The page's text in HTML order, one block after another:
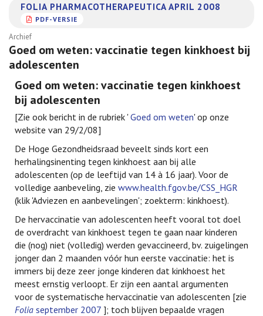
FOLIA PHARMACOTHERAPEUTICA APRIL 2008
PDF-VERSIE
Archief
Goed om weten: vaccinatie tegen kinkhoest bij
adolescenten
Goed om weten: vaccinatie tegen kinkhoest
bij adolescenten
[Zie ook bericht in de rubriek 'Goed om weten' op onze
website van 29/2/08]
De Hoge Gezondheidsraad beveelt sinds kort een
herhalingsinenting tegen kinkhoest aan bij alle
adolescenten (op de leeftijd van 14 à 16 jaar). Voor de
volledige aanbeveling, zie www.health.fgov.be/CSS_HGR
(klik 'Adviezen en aanbevelingen'; zoekterm: kinkhoest).
De hervaccinatie van adolescenten heeft vooral tot doel
de overdracht van kinkhoest tegen te gaan naar kinderen
die (nog) niet (volledig) werden gevaccineerd, bv. zuigelingen
jonger dan 2 maanden vóór hun eerste vaccinatie: het is
immers bij deze zeer jonge kinderen dat kinkhoest het
meest ernstig verloopt. Er zijn een aantal argumenten
voor de systematische hervaccinatie van adolescenten [zie
Folia september 2007 ]; toch blijven bepaalde vragen